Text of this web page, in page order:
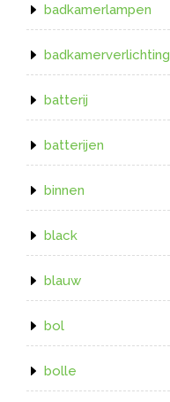
badkamerlampen
badkamerverlichting
batterij
batterijen
binnen
black
blauw
bol
bolle